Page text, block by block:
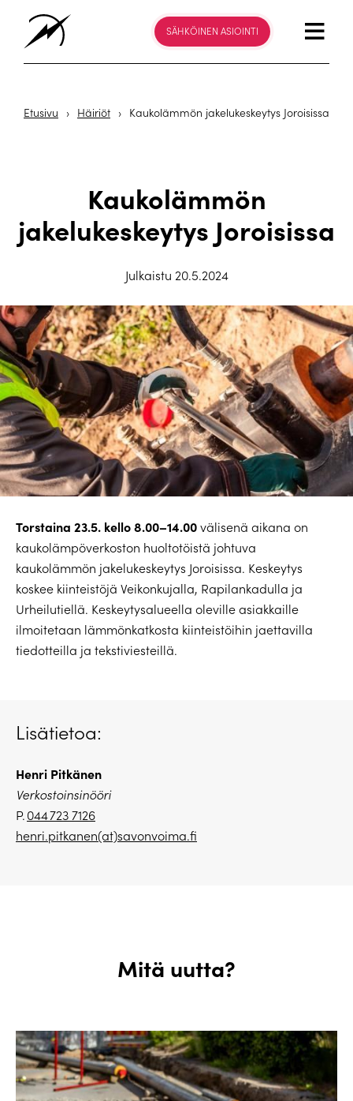
SÄHKÖINEN ASIOINTI
Etusivu › Häiriöt › Kaukolämmön jakelukeskeytys Joroisissa
Kaukolämmön
jakelukeskeytys Joroisissa
Julkaistu 20.5.2024
Torstaina 23.5. kello 8.00–14.00välisenä aikana on
kaukolämpöverkoston huoltotöistä johtuva
kaukolämmön jakelukeskeytys Joroisissa. Keskeytys
koskee kiinteistöjä Veikonkujalla, Rapilankadulla ja
Urheilutiellä. Keskeytysalueella oleville asiakkaille
ilmoitetaan lämmönkatkosta kiinteistöihin jaettavilla
tiedotteilla ja tekstiviesteillä.
Lisätietoa:
Henri Pitkänen
Verkostoinsinööri
P.044 723 7126
henri.pitkanen(at)savonvoima.fi
Mitä uutta?